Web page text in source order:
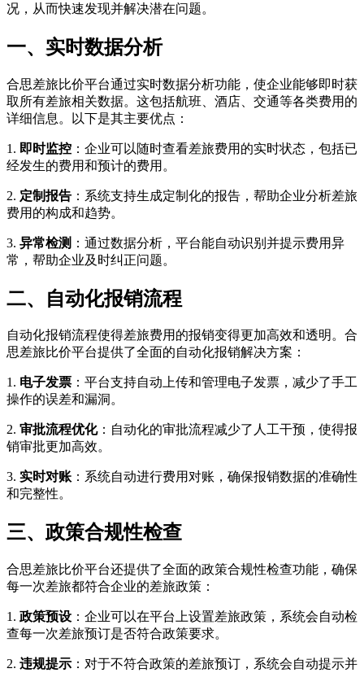
况，从而快速发现并解决潜在问题。
一、实时数据分析
合思差旅比价平台通过实时数据分析功能，使企业能够即时获
取所有差旅相关数据。这包括航班、酒店、交通等各类费用的
详细信息。以下是其主要优点：
1. 即时监控 ：企业可以随时查看差旅费用的实时状态，包括已
经发生的费用和预计的费用。
2. 定制报告 ：系统支持生成定制化的报告，帮助企业分析差旅
费用的构成和趋势。
3. 异常检测 ：通过数据分析，平台能自动识别并提示费用异
常，帮助企业及时纠正问题。
二、自动化报销流程
自动化报销流程使得差旅费用的报销变得更加高效和透明。合
思差旅比价平台提供了全面的自动化报销解决方案：
1. 电子发票 ：平台支持自动上传和管理电子发票，减少了手工
操作的误差和漏洞。
2. 审批流程优化：自动化的审批流程减少了人工干预，使得报
销审批更加高效。
3. 实时对账 ：系统自动进行费用对账，确保报销数据的准确性
和完整性。
三、政策合规性检查
合思差旅比价平台还提供了全面的政策合规性检查功能，确保
每一次差旅都符合企业的差旅政策：
1. 政策预设 ：企业可以在平台上设置差旅政策，系统会自动检
查每一次差旅预订是否符合政策要求。
2. 违规提示 ：对于不符合政策的差旅预订，系统会自动提示并